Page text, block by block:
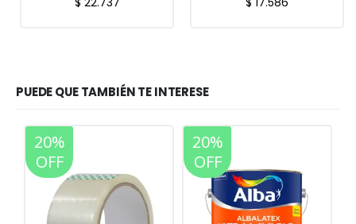
PUEDE QUE TAMBIÉN TE INTERESE
20%
OFF
20%
OFF